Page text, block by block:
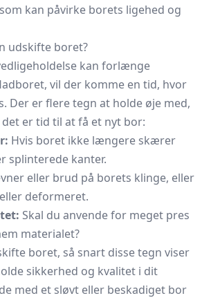
kan påvirke borets ligehed og
udskifte boret?
kan forlænge
vil der komme en tid, hvor
Der er flere tegn at holde øje med,
er tid til at få et nyt bor:
Hvis boret ikke længere skærer
splinterede kanter.
eller brud på borets klinge, eller
deformeret.
Skal du anvende for meget pres
materialet?
boret, så snart disse tegn viser
sikkerhed og kvalitet i dit
med et sløvt eller beskadiget bor